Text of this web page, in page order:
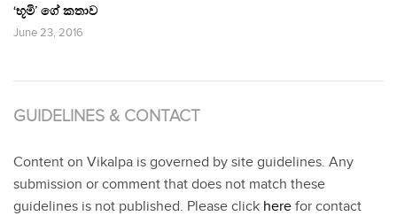
‘භූමි’ ගේ කතාව
June 23, 2016
GUIDELINES & CONTACT
Content on Vikalpa is governed by site guidelines. Any
submission or comment that does not match these
guidelines is not published. Please click here for contact